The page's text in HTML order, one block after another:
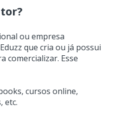
ou empresa
que cria ou já possui
comercializar. Esse
cursos online,
etc.